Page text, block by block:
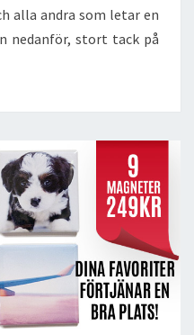
alla andra som letar en
nedanför, stort tack på